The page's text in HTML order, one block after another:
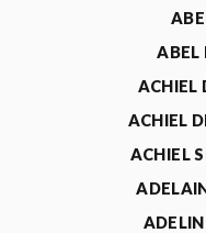
ABEL
ACHIEL
ACHIEL
ACHIEL